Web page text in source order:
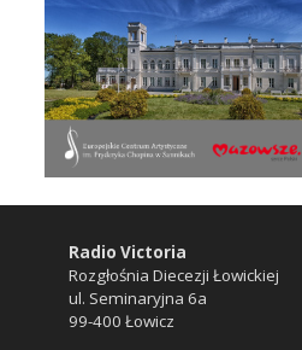
Radio Victoria
Rozgłośnia Diecezji Łowickiej
ul. Seminaryjna 6a
99-400 Łowicz